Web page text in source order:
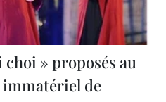
choi » proposés au
de